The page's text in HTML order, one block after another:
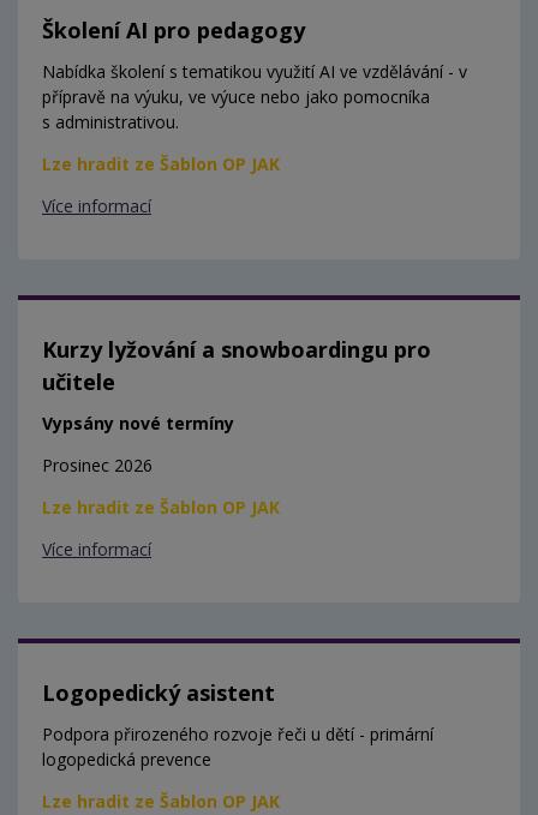
Školení AI pro pedagogy
Nabídka školení s tematikou využití AI ve vzdělávání - v
přípravě na výuku, ve výuce nebo jako pomocníka
s administrativou.
Lze hradit ze Šablon OP JAK
Více informací
Kurzy lyžování a snowboardingu pro
učitele
Vypsány nové termíny
Prosinec 2026
Lze hradit ze Šablon OP JAK
Více informací
Logopedický asistent
Podpora přirozeného rozvoje řeči u dětí - primární
logopedická prevence
Lze hradit ze Šablon OP JAK